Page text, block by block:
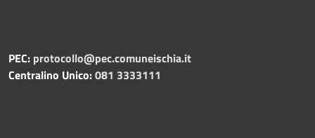
PEC: protocollo@pec.comuneischia.it
Centralino Unico:081 3333111